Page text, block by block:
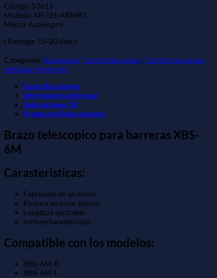
Código: 53611
Modelo: XB-TEL-ARMB1
Marca: Accesspro
( Entrega: 15-20 días )
Categorías: Accesorios, Control de acceso, Control de acceso
vehicular (Anterior)
Especificaciones
Información adicional
Valoraciones (0)
Productos Relacionados
Brazo telescopico para barreras XBS-
6M
Carasteristicas:
Fabricado en aluminio
Pintura en color blanco.
Longitud ajustable
Incluye bandas rojas
Compatible con los modelos:
XBS-6M-R
XBS-6M-L